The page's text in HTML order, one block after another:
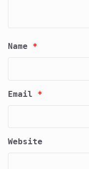
Name *
Email *
Website